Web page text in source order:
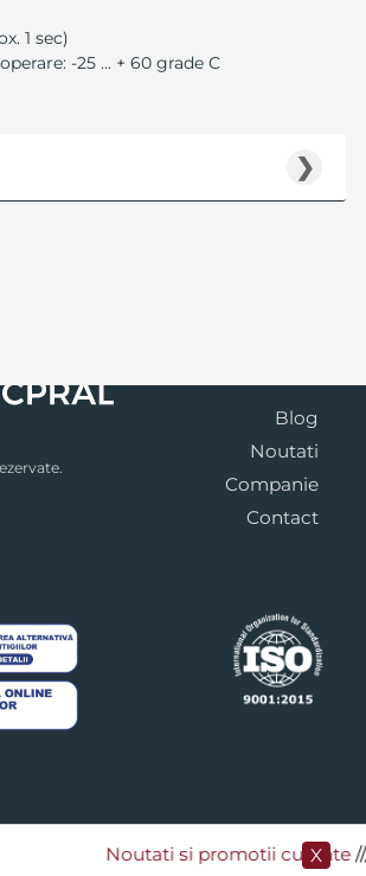
Noutati si promotii curente​///
X
1 sec)
-25 ... + 60 grade C
❯
Blog
Noutati
Companie
Contact